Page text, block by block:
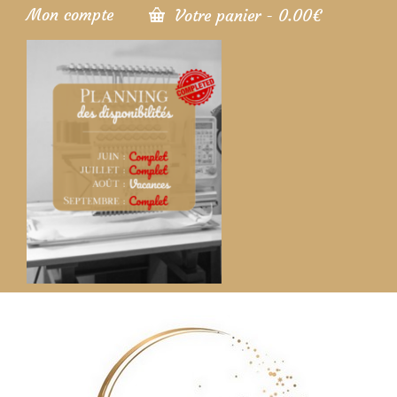
Mon compte Votre panier - 0.00€